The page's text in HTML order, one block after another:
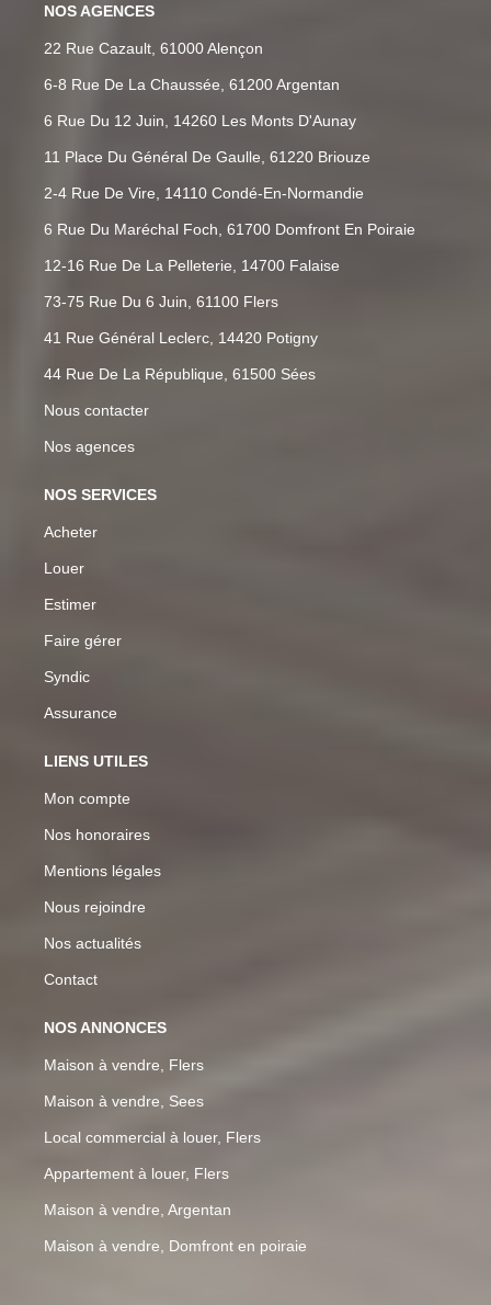
NOS AGENCES
22 Rue Cazault, 61000 Alençon
6-8 Rue De La Chaussée, 61200 Argentan
6 Rue Du 12 Juin, 14260 Les Monts D'Aunay
11 Place Du Général De Gaulle, 61220 Briouze
2-4 Rue De Vire, 14110 Condé-En-Normandie
6 Rue Du Maréchal Foch, 61700 Domfront En Poiraie
12-16 Rue De La Pelleterie, 14700 Falaise
73-75 Rue Du 6 Juin, 61100 Flers
41 Rue Général Leclerc, 14420 Potigny
44 Rue De La République, 61500 Sées
Nous contacter
Nos agences
NOS SERVICES
Acheter
Louer
Estimer
Faire gérer
Syndic
Assurance
LIENS UTILES
Mon compte
Nos honoraires
Mentions légales
Nous rejoindre
Nos actualités
Contact
NOS ANNONCES
Maison à vendre, Flers
Maison à vendre, Sees
Local commercial à louer, Flers
Appartement à louer, Flers
Maison à vendre, Argentan
Maison à vendre, Domfront en poiraie